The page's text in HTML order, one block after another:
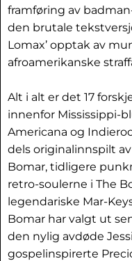
framføring av
den brutale
Lomax’ opptak av
afroamerikanske
Alt i alt er det 17
innenfor Mississippi-
Americana og
dels originalinnspilt
Bomar, tidligere
retro-soulerne i The
legendariske Mar-
Bomar har valgt ut
den nylig avdøde
gospelinspirerte